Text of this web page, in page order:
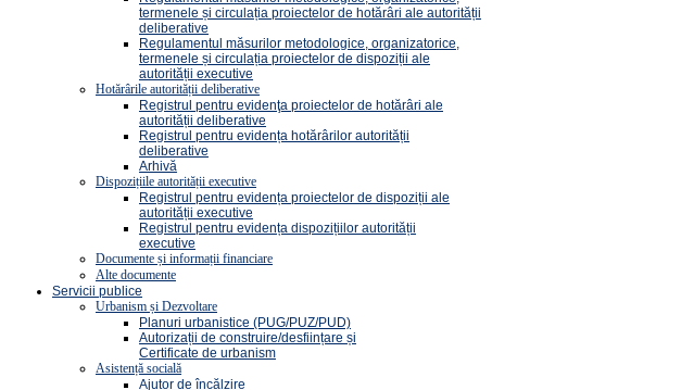
termenele și circulația proiectelor de hotărâri ale autorității
deliberative
Regulamentul măsurilor metodologice, organizatorice,
termenele și circulația proiectelor de dispoziții ale
autorității executive
Hotărârile autorității deliberative
Registrul pentru evidenţa proiectelor de hotărâri ale
autorității deliberative
Registrul pentru evidența hotărârilor autorității
deliberative
Arhivă
Dispozițiile autorității executive
Registrul pentru evidența proiectelor de dispoziții ale
autorității executive
Registrul pentru evidența dispozițiilor autorității
executive
Documente și informații financiare
Alte documente
Servicii publice
Urbanism și Dezvoltare
Planuri urbanistice (PUG/PUZ/PUD)
Autorizații de construire/desființare și
Certificate de urbanism
Asistență socială
Ajutor de încălzire